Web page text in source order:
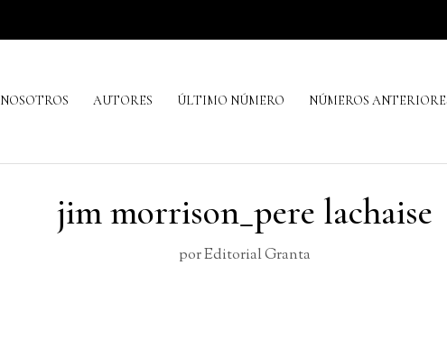
NOSOTROS AUTORES ÚLTIMO NÚMERO NÚMEROS
jim morrison_pere lachaise
porEditorial Granta